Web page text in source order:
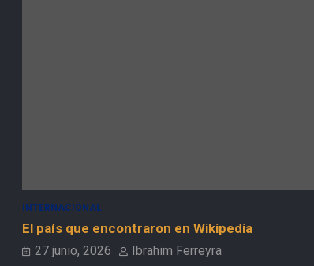
INTERNACIONAL
El país que encontraron en Wikipedia
27 junio, 2026 Ibrahim Ferreyra